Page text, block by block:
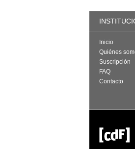
Inicio
Quiénes
Suscripción
FAQ
Contacto